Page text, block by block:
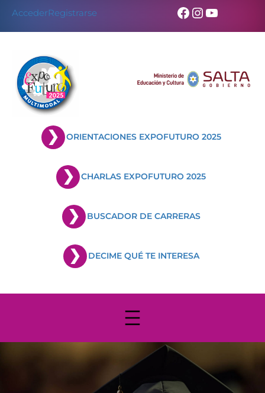
content
AccederRegistrarse Facebook
Instagram
YouTube
ORIENTACIONES EXPOFUTURO 2025
CHARLAS EXPOFUTURO 2025
BUSCADOR DE CARRERAS
DECIME QUÉ TE INTERESA